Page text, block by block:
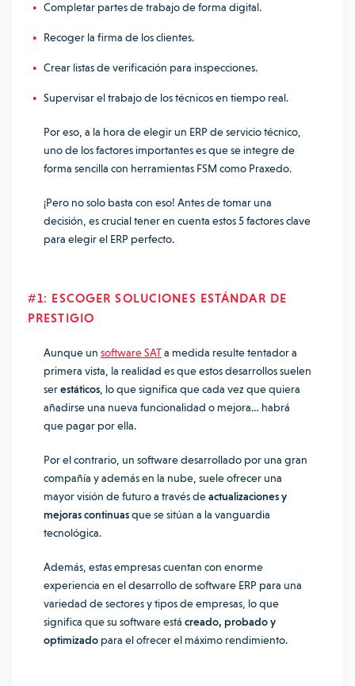
Completar partes de trabajo de forma digital.
Recoger la firma de los clientes.
Crear listas de verificación para inspecciones.
Supervisar el trabajo de los técnicos en tiempo real.
Por eso, a la hora de elegir un ERP de servicio técnico,
uno de los factores importantes es que se integre de
forma sencilla con herramientas FSM como Praxedo.
¡Pero no solo basta con eso! Antes de tomar una
decisión, es crucial tener en cuenta estos 5 factores clave
para elegir el ERP perfecto.
#1: ESCOGER SOLUCIONES ESTÁNDAR DE
PRESTIGIO
Aunque un software SATa medida resulte tentador a
primera vista, la realidad es que estos desarrollos suelen
serestáticos , lo que significa que cada vez que quiera
añadirse una nueva funcionalidad o mejora… habrá
que pagar por ella.
Por el contrario, un software desarrollado por una gran
compañía y además en la nube, suele ofrecer una
mayor visión de futuro a través deactualizaciones y
mejoras continuasque se sitúan a la vanguardia
tecnológica.
Además, estas empresas cuentan con enorme
experiencia en el desarrollo de software ERP para una
variedad de sectores y tipos de empresas, lo que
significa que su software está creado, probado y
optimizado para el ofrecer el máximo rendimiento.